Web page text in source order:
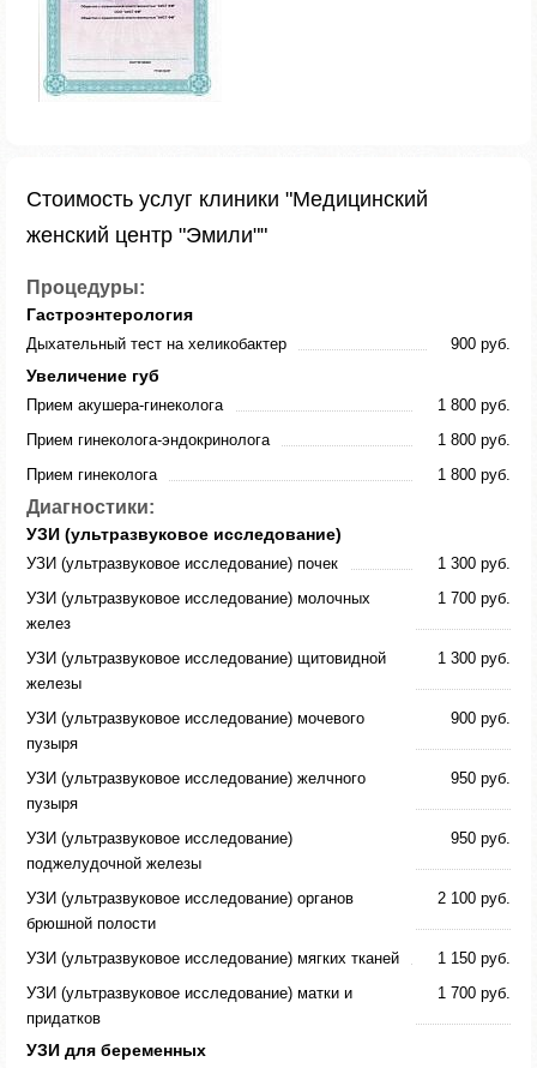
Стоимость услуг клиники "Медицинский
женский центр "Эмили""
Процедуры:
Гастроэнтерология
Дыхательный тест на хеликобактер 900 руб.
Увеличение губ
Прием акушера-гинеколога
1 800 руб.
Прием гинеколога-эндокринолога
1 800 руб.
Прием гинеколога
1 800 руб.
Диагностики:
УЗИ (ультразвуковое исследование)
УЗИ (ультразвуковое исследование) почек
1 300 руб.
УЗИ (ультразвуковое исследование) молочных
желез
1 700 руб.
УЗИ (ультразвуковое исследование) щитовидной
железы
1 300 руб.
УЗИ (ультразвуковое исследование) мочевого
пузыря
900 руб.
УЗИ (ультразвуковое исследование) желчного
пузыря
950 руб.
УЗИ (ультразвуковое исследование)
поджелудочной железы
950 руб.
УЗИ (ультразвуковое исследование) органов
брюшной полости
2 100 руб.
УЗИ (ультразвуковое исследование) мягких тканей
1 150 руб.
УЗИ (ультразвуковое исследование) матки и
придатков
1 700 руб.
УЗИ для беременных